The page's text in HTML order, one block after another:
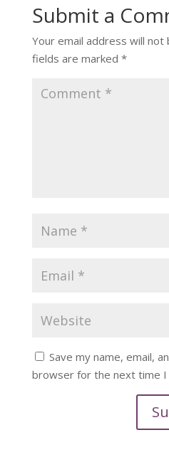
Submit a
Your email address will not
fields are marked *
Save my name, email,
browser for the next time I